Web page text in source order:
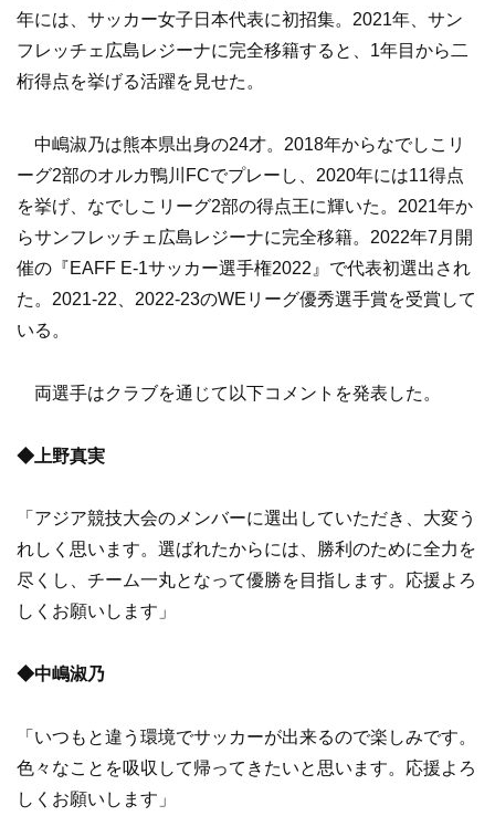
年には、サッカー女子日本代表に初招集。2021年、サン
フレッチェ広島レジーナに完全移籍すると、1年目から二
桁得点を挙げる活躍を見せた。
中嶋淑乃は熊本県出身の24才。2018年からなでしこリ
ーグ2部のオルカ鴨川FCでプレーし、2020年には11得点
を挙げ、なでしこリーグ2部の得点王に輝いた。2021年か
らサンフレッチェ広島レジーナに完全移籍。2022年7月開
催の『EAFF E-1サッカー選手権2022』で代表初選出され
た。2021-22、2022-23のWEリーグ優秀選手賞を受賞して
いる。
両選手はクラブを通じて以下コメントを発表した。
◆上野真実
「アジア競技大会のメンバーに選出していただき、大変う
れしく思います。選ばれたからには、勝利のために全力を
尽くし、チーム一丸となって優勝を目指します。応援よろ
しくお願いします」
◆中嶋淑乃
「いつもと違う環境でサッカーが出来るので楽しみです。
色々なことを吸収して帰ってきたいと思います。応援よろ
しくお願いします」